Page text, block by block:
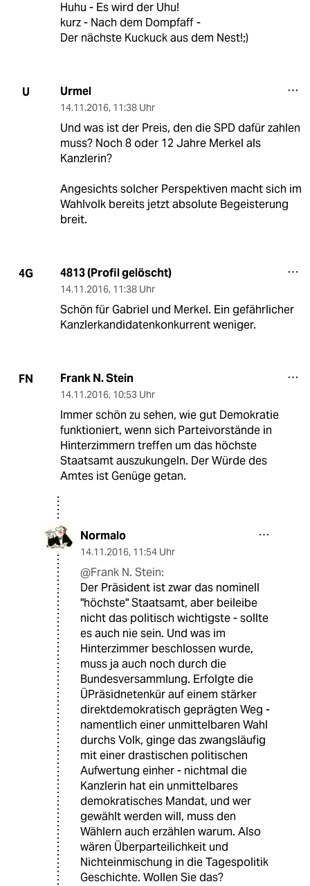
Huhu - Es wird der Uhu!
kurz - Nach dem Dompfaff -
Der nächste Kuckuck aus dem Nest!;)
U Urmel
14.11.2016, 11:38 Uhr
Und was ist der Preis, den die SPD dafür zahlen
muss? Noch 8 oder 12 Jahre Merkel als
Kanzlerin?
Angesichts solcher Perspektiven macht sich im
Wahlvolk bereits jetzt absolute Begeisterung
breit.
4G 4813 (Profil gelöscht)
14.11.2016, 11:38 Uhr
Schön für Gabriel und Merkel. Ein gefährlicher
Kanzlerkandidatenkonkurrent weniger.
FN Frank N. Stein
14.11.2016, 10:53 Uhr
Immer schön zu sehen, wie gut Demokratie
funktioniert, wenn sich Parteivorstände in
Hinterzimmern treffen um das höchste
Staatsamt auszukungeln. Der Würde des
Amtes ist Genüge getan.
Normalo
14.11.2016, 11:54 Uhr
@Frank N. Stein:
Der Präsident ist zwar das nominell
"höchste" Staatsamt, aber beileibe
nicht das politisch wichtigste - sollte
es auch nie sein. Und was im
Hinterzimmer beschlossen wurde,
muss ja auch noch durch die
Bundesversammlung. Erfolgte die
ÜPräsidnetenkür auf einem stärker
direktdemokratisch geprägten Weg -
namentlich einer unmittelbaren Wahl
durchs Volk, ginge das zwangsläufig
mit einer drastischen politischen
Aufwertung einher - nichtmal die
Kanzlerin hat ein unmittelbares
demokratisches Mandat, und wer
gewählt werden will, muss den
Wählern auch erzählen warum. Also
wären Überparteilichkeit und
Nichteinmischung in die Tagespolitik
Geschichte. Wollen Sie das?